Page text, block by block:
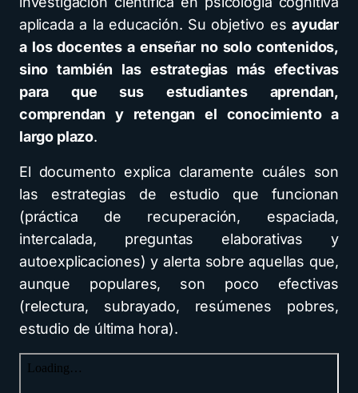
aplicada a la educación. Su objetivo esayudar
a los docentes a enseñar no solo contenidos,
sino también las estrategias más efectivas
para que sus estudiantes aprendan,
comprendan y retengan el conocimiento a
largo plazo.
El documento explica claramente cuáles son
las estrategias de estudio que funcionan
(práctica de recuperación, espaciada,
intercalada, preguntas elaborativas y
autoexplicaciones) y alerta sobre aquellas que,
aunque populares, son poco efectivas
(relectura, subrayado, resúmenes pobres,
estudio de última hora).